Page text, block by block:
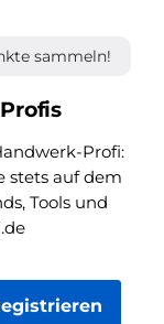
sammeln!
Profi:
stets auf dem
Tools und